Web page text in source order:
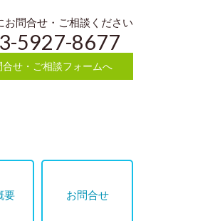
お問合せ・ご相談ください
5927-8677
合せ・ご相談フォームへ
要 お問合せ